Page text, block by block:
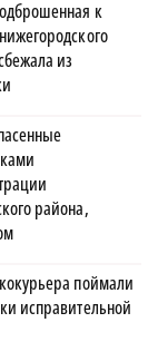
к
из
района,
поймали
исправительной